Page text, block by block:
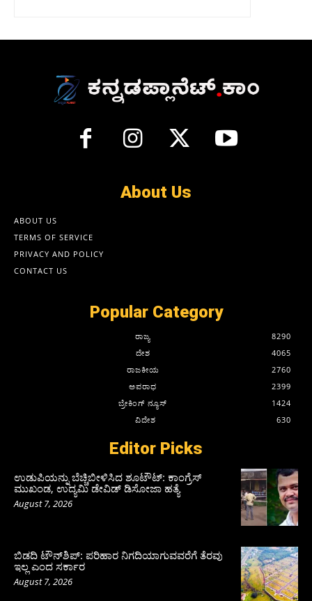
About Us
ABOUT US
TERMS OF SERVICE
PRIVACY AND POLICY
CONTACT US
Popular Category
ರಾಜ್ಯ
8290
ದೇಶ
4065
ರಾಜಕೀಯ
2760
ಅಪರಾಧ
2399
ಬ್ರೇಕಿಂಗ್ ನ್ಯೂಸ್
1424
ವಿದೇಶ
630
Editor Picks
ಉಡುಪಿಯನ್ನು ಬೆಚ್ಚಿಬೀಳಿಸಿದ ಶೂಟೌಟ್‌: ಕಾಂಗ್ರೆಸ್‌
ಮುಖಂಡ, ಉದ್ಯಮಿ ಡೇವಿಡ್ ಡಿಸೋಜಾ ಹತ್ಯೆ
August 7, 2026
ಬಿಡದಿ ಟೌನ್‌ಶಿಪ್‌: ಪರಿಹಾರ ನಿಗದಿಯಾಗುವವರೆಗೆ ತೆರವು
ಇಲ್ಲ ಎಂದ ಸರ್ಕಾರ
August 7, 2026